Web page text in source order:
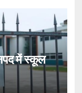
में स्कूल